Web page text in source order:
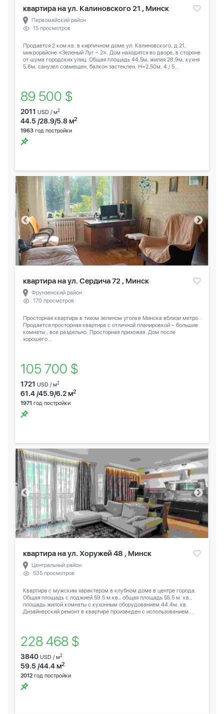
квартира на ул. Калиновского 21 , Минск
Первомайский район
15 просмотров
Продается 2 ком.кв. в кирпичном доме ул. Калиновского, д.21,
микрорайоне «Зеленый Луг – 2». Дом находится во дворе, в стороне
от шума городских улиц. Общая площадь 44,5м, жилая 28,9м, кухня
5,8м, санузел совмещен, балкон застеклен, Н=2,50м, 4 / 5...
89 500 $
2011 USD / м2
44.5 /28.9/5.8 м2
1963 год постройки
квартира на ул. Сердича 72 , Минск
Фрунзенский район
170 просмотров
Просторная квартира в тихом зеленом уголке Минска вблизи метро .
Продается просторная квартира с отличной планировкой – большие
комнаты , все раздельно. Просторная прихожая. Дом после
хорошего...
105 700 $
1721 USD / м2
61.4 /45.9/6.2 м2
1971 год постройки
квартира на ул. Хоружей 48 , Минск
Центральный район
535 просмотров
Квартира с мужским характером в клубном доме в центре города.
Общая площадь с лоджией 59.5 м.кв., общая площадь 55.5 м. кв.,
площадь жилой комнаты с кухонным оборудованием 44.4м. кв.
Дизайнерский ремонт в квартире произведен с использованием...
228 468 $
3840 USD / м2
59.5 /44.4 м2
2012 год постройки